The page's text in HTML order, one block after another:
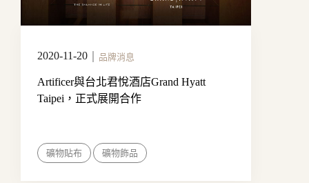
2020-11-20 品牌消息
Artificer與台北君悅酒店Grand Hyatt
Taipei，正式展開合作
礦物貼布 礦物飾品